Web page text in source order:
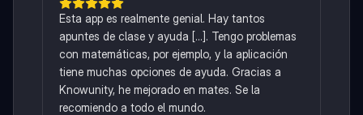
Esta app es realmente genial. Hay tantos
apuntes de clase y ayuda [...]. Tengo problemas
con matemáticas, por ejemplo, y la aplicación
tiene muchas opciones de ayuda. Gracias a
Knowunity, he mejorado en mates. Se la
recomiendo a todo el mundo.